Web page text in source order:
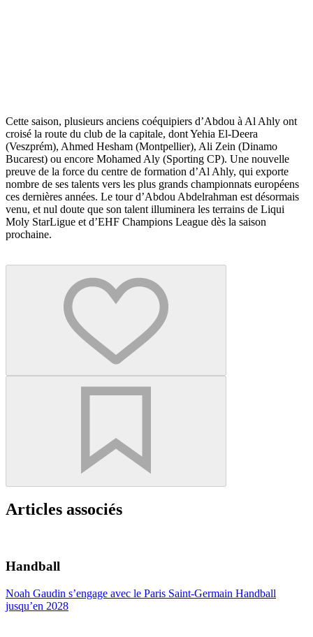
Cette saison, plusieurs anciens coéquipiers d’Abdou à Al Ahly ont
croisé la route du club de la capitale, dont Yehia El-Deera
(Veszprém), Ahmed Hesham (Montpellier), Ali Zein (Dinamo
Bucarest) ou encore Mohamed Aly (Sporting CP). Une nouvelle
preuve de la force du centre de formation d’Al Ahly, qui exporte
nombre de ses talents vers les plus grands championnats européens
ces dernières années. Le tour d’Abdou Abdelrahman est désormais
venu, et nul doute que son talent illuminera les terrains de Liqui
Moly StarLigue et d’EHF Champions League dès la saison
prochaine.
Articles associés
Handball
Noah Gaudin s’engage avec le Paris Saint-Germain Handball
jusqu’en 2028